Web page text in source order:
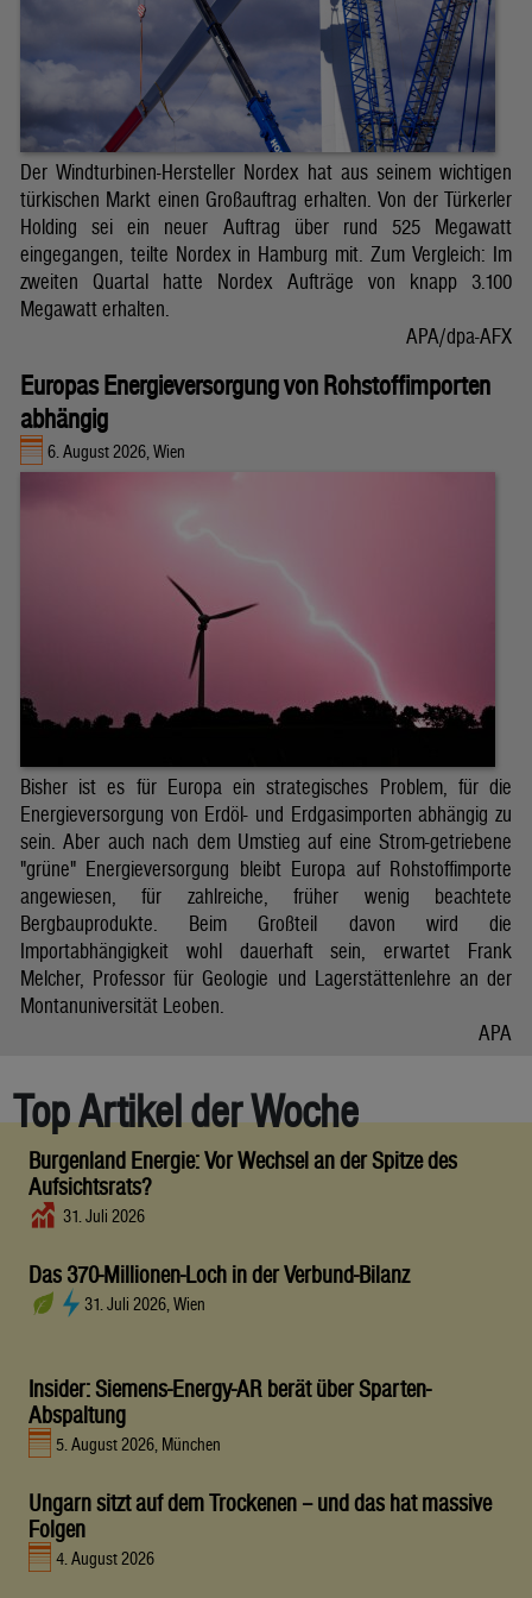
Der Windturbinen-Hersteller Nordex hat aus seinem wichtigen
türkischen Markt einen Großauftrag erhalten. Von der Türkerler
Holding sei ein neuer Auftrag über rund 525 Megawatt
eingegangen, teilte Nordex in Hamburg mit. Zum Vergleich: Im
zweiten Quartal hatte Nordex Aufträge von knapp 3.100
Megawatt erhalten.
APA/dpa-AFX
Europas Energieversorgung von Rohstoffimporten
abhängig
6. August 2026, Wien
Bisher ist es für Europa ein strategisches Problem, für die
Energieversorgung von Erdöl- und Erdgasimporten abhängig zu
sein. Aber auch nach dem Umstieg auf eine Strom-getriebene
"grüne" Energieversorgung bleibt Europa auf Rohstoffimporte
angewiesen, für zahlreiche, früher wenig beachtete
Bergbauprodukte. Beim Großteil davon wird die
Importabhängigkeit wohl dauerhaft sein, erwartet Frank
Melcher, Professor für Geologie und Lagerstättenlehre an der
Montanuniversität Leoben.
APA
Top Artikel der Woche
Burgenland Energie: Vor Wechsel an der Spitze des
Aufsichtsrats?
31. Juli 2026
Das 370-Millionen-Loch in der Verbund-Bilanz
31. Juli 2026, Wien
Insider: Siemens-Energy-AR berät über Sparten-
Abspaltung
5. August 2026, München
Ungarn sitzt auf dem Trockenen – und das hat massive
Folgen
4. August 2026